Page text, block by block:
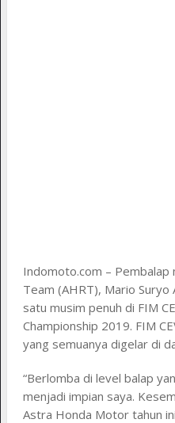
Indomoto.com – Pembalap
Team (AHRT), Mario Suryo
satu musim penuh di FIM
Championship 2019. FIM
yang semuanya digelar di
“Berlomba di level balap
menjadi impian saya.
Astra Honda Motor tahun